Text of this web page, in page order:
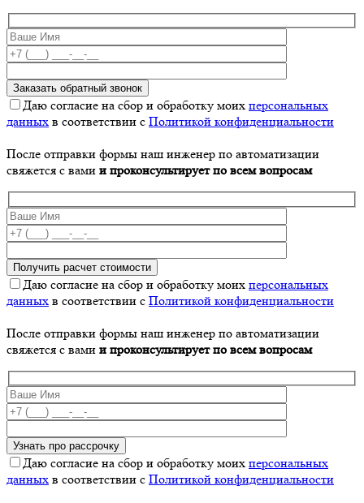
Даю согласие на сбор и обработку моих персональных
данных в соответствии с Политикой конфиденциальности
После отправки формы наш инженер по автоматизации
свяжется с вами и проконсультирует по всем вопросам
Даю согласие на сбор и обработку моих персональных
данных в соответствии с Политикой конфиденциальности
После отправки формы наш инженер по автоматизации
свяжется с вами и проконсультирует по всем вопросам
Даю согласие на сбор и обработку моих персональных
данных в соответствии с Политикой конфиденциальности